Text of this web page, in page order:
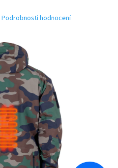
Podrobnosti hodnocení